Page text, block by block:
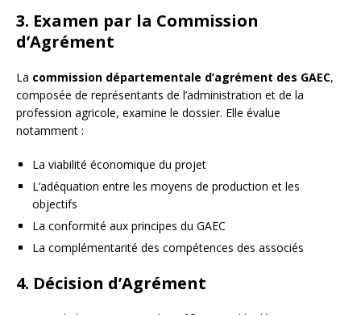
3. Examen par la Commission
d’Agrément
La commission départementale d’agrément des GAEC,
composée de représentants de l’administration et de la
profession agricole, examine le dossier. Elle évalue
notamment :
La viabilité économique du projet
L’adéquation entre les moyens de production et les
objectifs
La conformité aux principes du GAEC
La complémentarité des compétences des associés
4. Décision d’Agrément